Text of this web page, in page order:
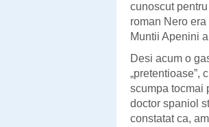
cunoscut
roman Nero
Muntii Apenini
Desi acum o
„pretentioase”,
scumpa tocmai
doctor spaniol
constatat ca,